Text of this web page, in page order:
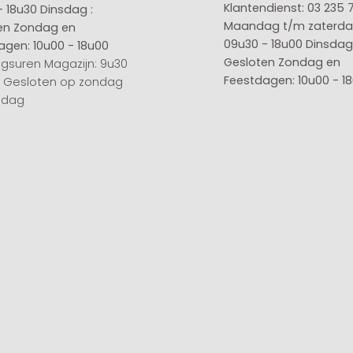
Dinsdag :
Zondag en
10u00 - 18u00
Magazijn: 9u30
Gesloten op zondag
Klantendienst: 03 235
Maandag t/m
09u30 - 18u00
Gesloten Zondag en
Feestdagen: 10u00 -